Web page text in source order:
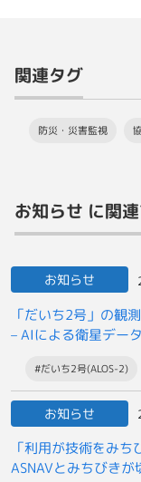
関連タグ
防災・災害監視
お知らせ に関
お知らせ
「だいち2号」の観
– AIによる衛星デー
#だいち2号(ALOS-2)
お知らせ
「利用が技術をみち
ASNAVとみちびき